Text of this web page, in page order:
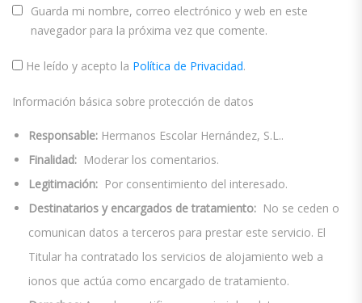
Guarda mi nombre, correo electrónico y web en este
navegador para la próxima vez que comente.
He leído y acepto la Política de Privacidad.
Información básica sobre protección de datos
Responsable: Hermanos Escolar Hernández, S.L..
Finalidad: Moderar los comentarios.
Legitimación: Por consentimiento del interesado.
Destinatarios y encargados de tratamiento: No se ceden o
comunican datos a terceros para prestar este servicio. El
Titular ha contratado los servicios de alojamiento web a
ionos que actúa como encargado de tratamiento.